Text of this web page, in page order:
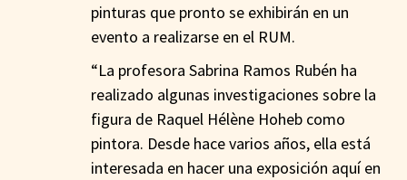
pinturas que pronto se exhibirán en un
evento a realizarse en el RUM.
“La profesora Sabrina Ramos Rubén ha
realizado algunas investigaciones sobre la
figura de Raquel Hélène Hoheb como
pintora. Desde hace varios años, ella está
interesada en hacer una exposición aquí en